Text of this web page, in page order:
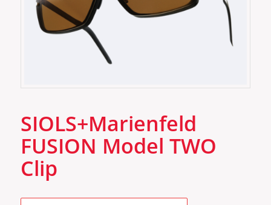
SIOLS+Marienfeld
FUSION Model TWO
Clip